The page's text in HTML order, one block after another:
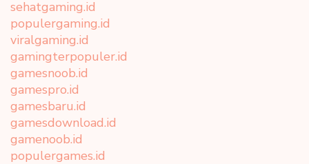
sehatgaming.id
populergaming.id
viralgaming.id
gamingterpopuler.id
gamesnoob.id
gamespro.id
gamesbaru.id
gamesdownload.id
gamenoob.id
populergames.id